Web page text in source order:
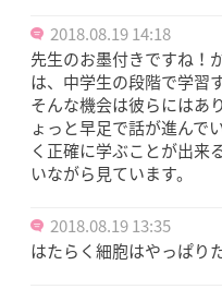
2018.08.19 14:18
先生のお墨付きですね！
は、中学生の段階で学習
そんな機会は彼らにはあ
ょっと早足で話が進んで
く正確に学ぶことが出来
いながら見ています。
2018.08.19 13:35
はたらく細胞はやっぱり